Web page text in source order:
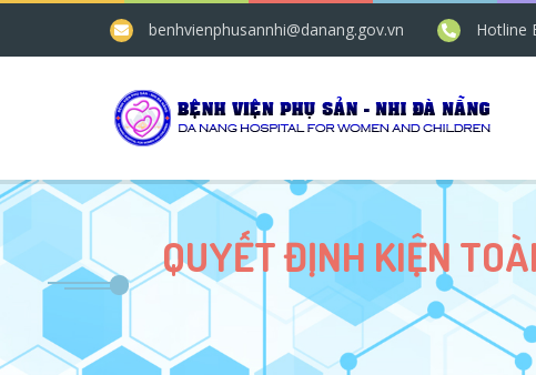
benhvienphusannhi@danang.gov.vn Hotline
QUYẾT ĐỊNH KIỆN